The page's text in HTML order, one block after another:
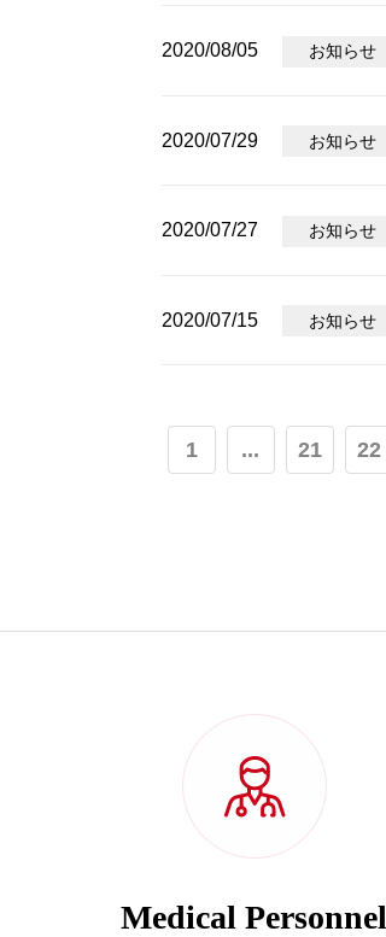
2020/08/05 お知らせ
2020/07/29 お知らせ
2020/07/27 お知らせ
2020/07/15 お知らせ
1 ... 21 22
Medical Personnel